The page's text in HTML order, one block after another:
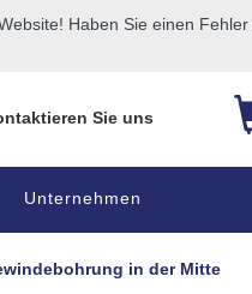
Haben Sie einen Fehler
Sie uns
Unternehmen
in der Mitte